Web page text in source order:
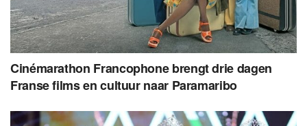
Cinémarathon Francophone brengt drie dagen
Franse films en cultuur naar Paramaribo